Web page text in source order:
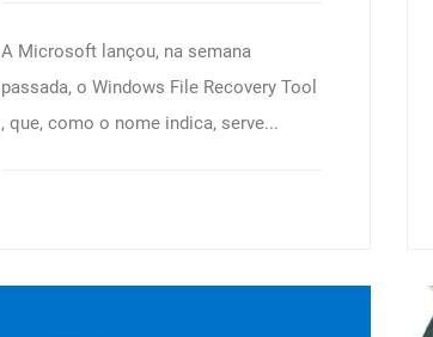
A Microsoft lançou, na semana
passada, o Windows File Recovery Tool
, que, como o nome indica, serve...